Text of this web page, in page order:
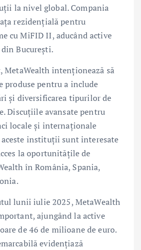
la nivel global. Compania
rezidențială pentru
cu MiFID II, aducând active
București.
intenționează să
produse pentru a include
și diversificarea tipurilor de
Discuțiile avansate pentru
locale și internaționale
aceste instituții sunt interesate
la oportunitățile de
în România, Spania,
lunii iulie 2025, MetaWealth
ajungând la active
de 46 de milioane de euro.
evidențiază